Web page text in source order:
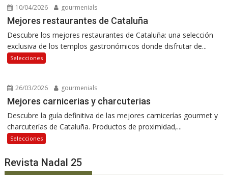
10/04/2026 gourmenials
Mejores restaurantes de Cataluña
Descubre los mejores restaurantes de Cataluña: una selección
exclusiva de los templos gastronómicos donde disfrutar de...
Selecciones
26/03/2026 gourmenials
Mejores carnicerias y charcuterias
Descubre la guía definitiva de las mejores carnicerías gourmet y
charcuterías de Cataluña. Productos de proximidad,...
Selecciones
Revista Nadal 25